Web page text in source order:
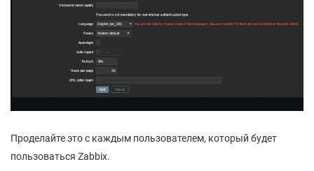
Проделайте это с каждым пользователем, который будет
пользоваться Zabbix.